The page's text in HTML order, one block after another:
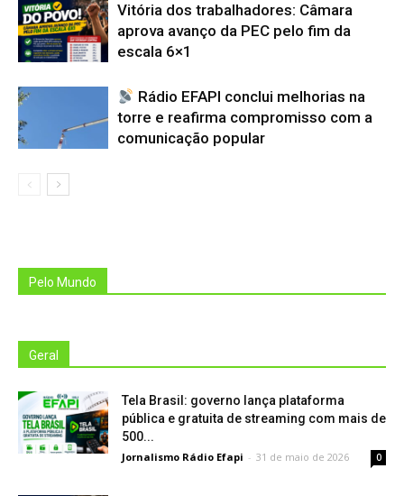
Vitória dos trabalhadores: Câmara
aprova avanço da PEC pelo fim da
escala 6×1
Rádio EFAPI conclui melhorias na
torre e reafirma compromisso com a
comunicação popular
Pelo Mundo
Geral
Tela Brasil: governo lança plataforma
pública e gratuita de streaming com mais de
500...
Jornalismo Rádio Efapi - 31 de maio de 2026 0